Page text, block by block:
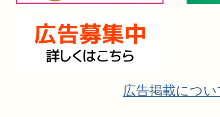
広告掲載につ